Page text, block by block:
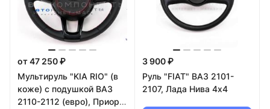
от 47 250 ₽
Мультируль "KIA RIO" (в
коже) с подушкой ВАЗ
2110-2112 (евро), Приора,
3 900 ₽
Руль "FIAT" ВАЗ 2101-
2107, Лада Нива 4х4